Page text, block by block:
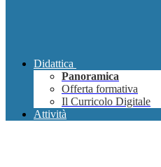
Didattica
Panoramica
Offerta formativa
Il Curricolo Digitale
Attività